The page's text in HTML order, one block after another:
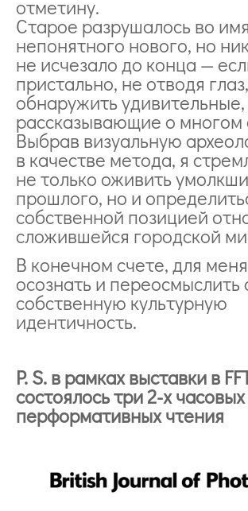
отметину.
Старое разрушалось во имя
непонятного нового, но
не исчезало до конца —
пристально, не отводя
обнаружить удивительные,
рассказывающие о многом
Выбрав визуальную
в качестве метода, я
не только оживить
прошлого, но и
собственной позицией
сложившейся городской
В конечном счете, для
осознать и переосмыслить
собственную культурную
идентичность.
P. S. в рамках выставки в
состоялось три 2-х часовых
перформативных чтения